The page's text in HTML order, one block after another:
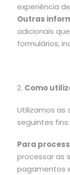
experiência
Outras
adicionais
formulários,
2. Como
Utilizamos as
seguintes fins:
Para
processar as
pagamentos